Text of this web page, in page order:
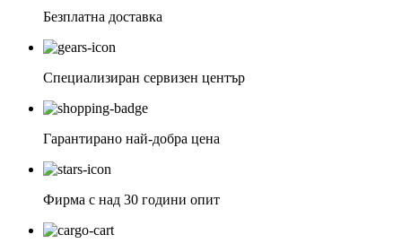
Безплатна доставка
Специализиран сервизен център
Гарантирано най-добра цена
Фирма с над 30 години опит